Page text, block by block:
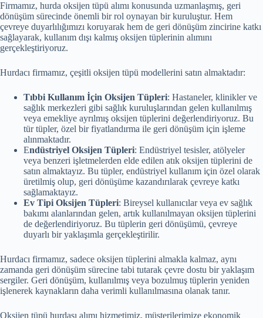
Firmamız, hurda oksijen tüpü alımı konusunda uzmanlaşmış, geri
dönüşüm sürecinde önemli bir rol oynayan bir kuruluştur. Hem
çevreye duyarlılığımızı koruyarak hem de geri dönüşüm zincirine katkı
sağlayarak, kullanım dışı kalmış oksijen tüplerinin alımını
gerçekleştiriyoruz.
Hurdacı firmamız, çeşitli oksijen tüpü modellerini satın almaktadır:
Tıbbi Kullanım İçin Oksijen Tüpleri: Hastaneler, klinikler ve
sağlık merkezleri gibi sağlık kuruluşlarından gelen kullanılmış
veya emekliye ayrılmış oksijen tüplerini değerlendiriyoruz. Bu
tür tüpler, özel bir fiyatlandırma ile geri dönüşüm için işleme
alınmaktadır.
Endüstriyel Oksijen Tüpleri: Endüstriyel tesisler, atölyeler
veya benzeri işletmelerden elde edilen atık oksijen tüplerini de
satın almaktayız. Bu tüpler, endüstriyel kullanım için özel olarak
üretilmiş olup, geri dönüşüme kazandırılarak çevreye katkı
sağlamaktayız.
Ev Tipi Oksijen Tüpleri: Bireysel kullanıcılar veya ev sağlık
bakımı alanlarından gelen, artık kullanılmayan oksijen tüplerini
de değerlendiriyoruz. Bu tüplerin geri dönüşümü, çevreye
duyarlı bir yaklaşımla gerçekleştirilir.
Hurdacı firmamız, sadece oksijen tüplerini almakla kalmaz, aynı
zamanda geri dönüşüm sürecine tabi tutarak çevre dostu bir yaklaşım
sergiler. Geri dönüşüm, kullanılmış veya bozulmuş tüplerin yeniden
işlenerek kaynakların daha verimli kullanılmasına olanak tanır.
Oksijen tüpü hurdası alımı hizmetimiz, müşterilerimize ekonomik